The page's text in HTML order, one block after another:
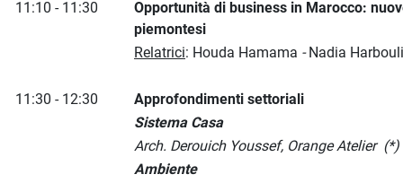
11:10 - 11:30
Opportunità di business in Marocco:
piemontesi
Relatrici: Houda Hamama - Nadia Harbouli
11:30 - 12:30
Approfondimenti settoriali
Sistema Casa
Arch. Derouich Youssef, Orange Atelier (*)
Ambiente